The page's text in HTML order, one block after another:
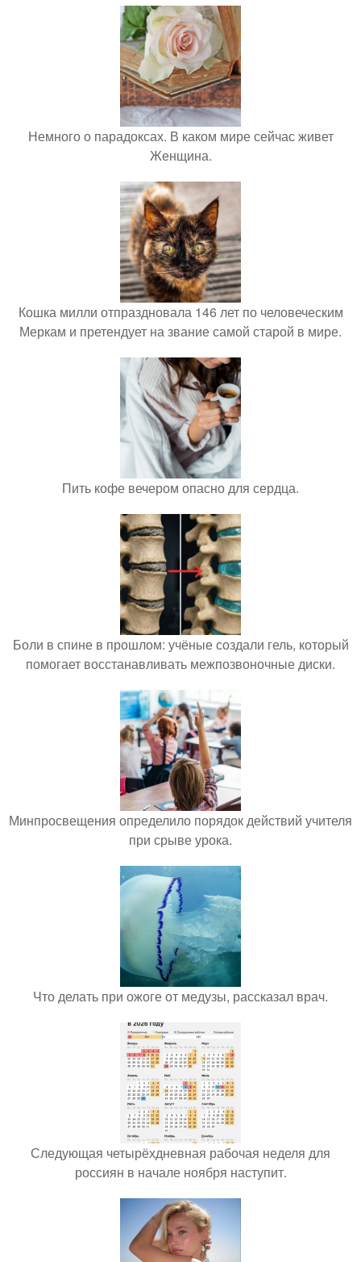
Немного о парадоксах. В каком мире сейчас живет
Женщина.
Кошка милли отпраздновала 146 лет по человеческим
Меркам и претендует на звание самой старой в мире.
Пить кофе вечером опасно для сердца.
Боли в спине в прошлом: учёные создали гель, который
помогает восстанавливать межпозвоночные диски.
Минпросвещения определило порядок действий учителя
при срыве урока.
Что делать при ожоге от медузы, рассказал врач.
Следующая четырёхдневная рабочая неделя для
россиян в начале ноября наступит.